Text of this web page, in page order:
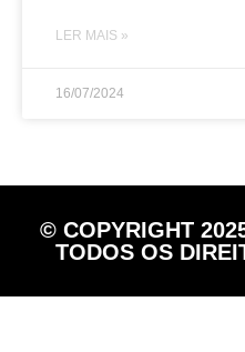
LER MAIS »
16/07/2024
© COPYRIGHT
TODOS OS